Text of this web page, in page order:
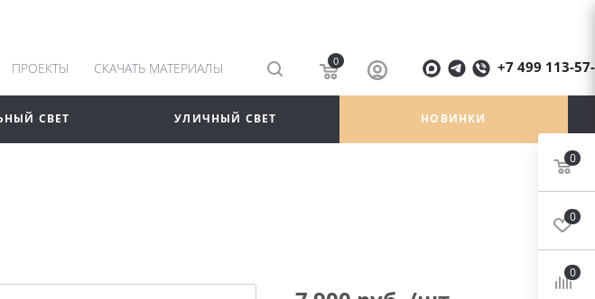
ПРОЕКТЫ СКАЧАТЬ МАТЕРИАЛЫ 0 +7 499 113-
СВЕТ УЛИЧНЫЙ СВЕТ НОВИНКИ
0
0
0